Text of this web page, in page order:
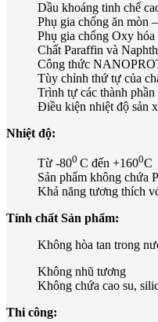
Dầu khoáng tinh chế
Phụ gia chống ăn mòn
Phụ gia chống Oxy hóa
Chất Paraffin và
Công thức
Tùy chỉnh thứ tự của
Trình tự các thành phần
Điều kiện nhiệt độ sản
Nhiệt độ:
Từ -800 C đến +1600C
Sản phẩm không chứa
Khả năng tương thích
Tính chất Sản phẩm:
Không hòa tan trong
Không nhũ tương
Không chứa cao su,
Thi công: